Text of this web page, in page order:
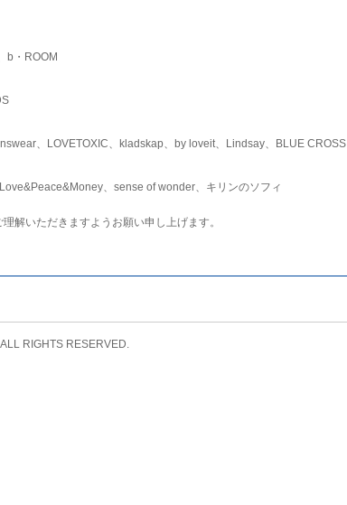
b・ROOM
、LOVETOXIC、kladskap、by loveit、Lindsay、BLUE CROSS
、sense of wonder、キリンのソフィ
解いただきますようお願い申し上げます。